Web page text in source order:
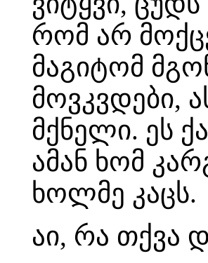
რომ არ
მაგიტომ
მოვკვდები,
მქნელი. ეს
ამან ხომ
ხოლმე კაცს.
აი, რა თქვა